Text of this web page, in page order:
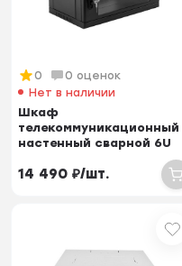
0
0 оценок
Нет в наличии
Шкаф
телекоммуникационный
настенный сварной 6U
стенки, дв...
14 490 ₽/шт.